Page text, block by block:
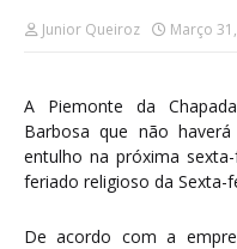
Junior Queiroz Março
A Piemonte da
Barbosa que não
entulho na próxima
feriado religioso da Sexta-
De acordo com a